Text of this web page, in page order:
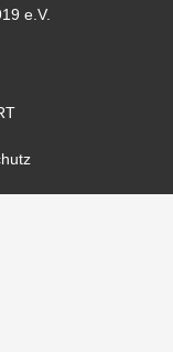
e.V.